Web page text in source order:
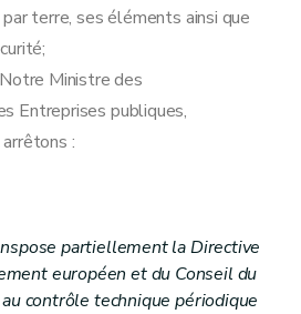
terre, ses éléments ainsi que
Ministre des
Entreprises publiques,
:
partiellement la Directive
européen et du Conseil du
contrôle technique périodique